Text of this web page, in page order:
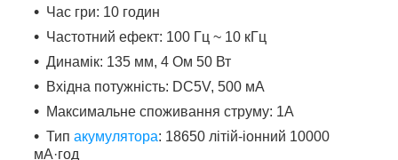
Час гри: 10 годин
Частотний ефект: 100 Гц ~ 10 кГц
Динамік: 135 мм, 4 Ом 50 Вт
Вхідна потужність: DC5V, 500 мА
Максимальне споживання струму: 1А
Тип акумулятора: 18650 літій-іонний 10000
мА·год